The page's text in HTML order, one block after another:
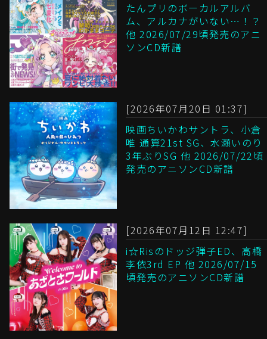
たんプリのボーカルアルバ
ム、アルカナがいない…！？
他 2026/07/29頃発売のアニ
ソンCD新譜
[2026年07月20日 01:37]
映画ちいかわサントラ、小倉
唯 通算21st SG、水瀬いのり
3年ぶりSG 他 2026/07/22頃
発売のアニソンCD新譜
[2026年07月12日 12:47]
i☆Risのドッジ弾子ED、高橋
李依3rd EP 他 2026/07/15
頃発売のアニソンCD新譜